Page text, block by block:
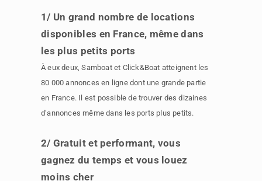
1/ Un grand nombre de locations
disponibles en France, même dans
les plus petits ports
À eux deux, Samboat et Click&Boat atteignent les
80 000 annonces en ligne dont une grande partie
en France. Il est possible de trouver des dizaines
d’annonces même dans les ports plus petits.
2/ Gratuit et performant, vous
gagnez du temps et vous louez
moins cher